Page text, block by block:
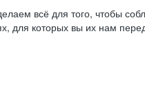
всё для того, чтобы
для которых вы их нам